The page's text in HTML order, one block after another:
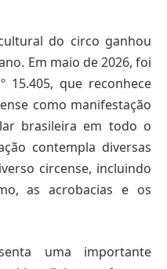
do circo ganhou
Em maio de 2026, foi
15.405, que reconhece
como manifestação
brasileira em todo o
contempla diversas
circense, incluindo
as acrobacias e os
uma importante